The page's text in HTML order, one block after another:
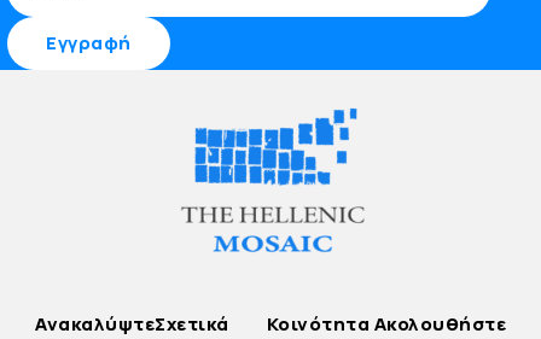
ΑνακαλύψτεΣχετικά Κοινότητα Ακολουθήστε